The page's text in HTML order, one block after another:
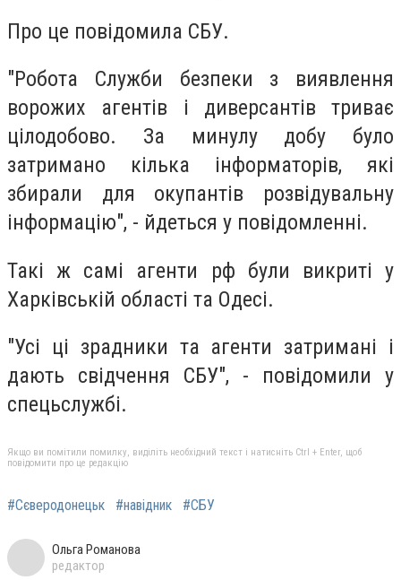
Про це повідомила СБУ.
"Робота Служби безпеки з виявлення
ворожих агентів і диверсантів триває
цілодобово. За минулу добу було
затримано кілька інформаторів, які
збирали для окупантів розвідувальну
інформацію", - йдеться у повідомленні.
Такі ж самі агенти рф були викриті у
Харківській області та Одесі.
"Усі ці зрадники та агенти затримані і
дають свідчення СБУ", - повідомили у
спецьслужбі.
Якщо ви помітили помилку, виділіть необхідний текст і натисніть Ctrl + Enter, щоб
повідомити про це редакцію
#Сєверодонецьк #навідник #СБУ
Ольга Романова
редактор